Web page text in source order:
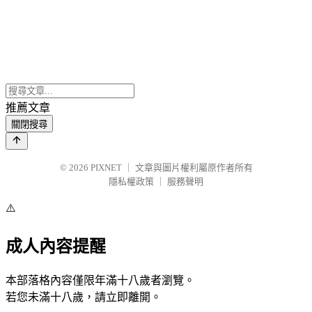
推薦文章
關閉搜尋
© 2026 PIXNET
文章與圖片權利屬原作者所有
隱私權政策
服務聲明
⚠️
成人內容提醒
本部落格內容僅限年滿十八歲者瀏覽。
若您未滿十八歲，請立即離開。